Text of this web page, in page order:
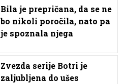
Bila je prepričana, da se ne
bo nikoli poročila, nato pa
je spoznala njega
Zvezda serije Botri je
zaljubljena do ušes